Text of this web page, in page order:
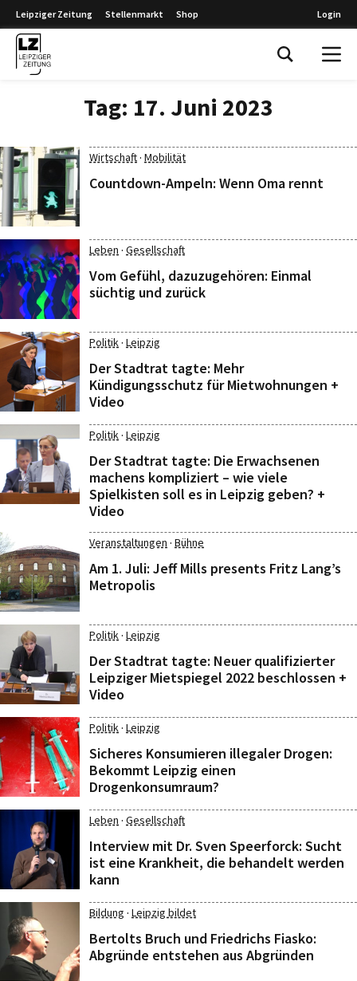
Leipziger Zeitung Stellenmarkt Shop Login
Tag: 17. Juni 2023
Wirtschaft· Mobilität
Countdown-Ampeln: Wenn Oma rennt
Leben · Gesellschaft
Vom Gefühl, dazuzugehören: Einmal
süchtig und zurück
Politik· Leipzig
Der Stadtrat tagte: Mehr
Kündigungsschutz für Mietwohnungen +
Video
Politik· Leipzig
Der Stadtrat tagte: Die Erwachsenen
machens kompliziert – wie viele
Spielkisten soll es in Leipzig geben? +
Video
Veranstaltungen · Bühne
Am 1. Juli: Jeff Mills presents Fritz Lang’s
Metropolis
Politik· Leipzig
Der Stadtrat tagte: Neuer qualifizierter
Leipziger Mietspiegel 2022 beschlossen +
Video
Politik· Leipzig
Sicheres Konsumieren illegaler Drogen:
Bekommt Leipzig einen
Drogenkonsumraum?
Leben · Gesellschaft
Interview mit Dr. Sven Speerforck: Sucht
ist eine Krankheit, die behandelt werden
kann
Bildung · Leipzig bildet
Bertolts Bruch und Friedrichs Fiasko:
Abgründe entstehen aus Abgründen